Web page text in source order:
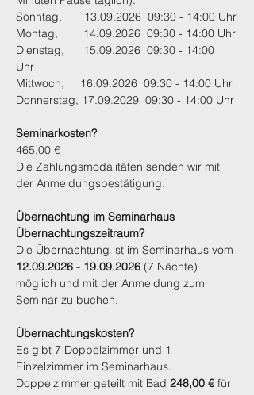
Sonntag,       13.09.2026  09:30 - 14:00 Uhr
Montag,        14.09.2026  09:30 - 14:00 Uhr
Dienstag,      15.09.2026  09:30 - 14:00
Uhr
Mittwoch,     16.09.2026  09:30 - 14:00 Uhr
Donnerstag, 17.09.2029  09:30 - 14:00 Uhr
Seminarkosten?
465,00 €
Die Zahlungsmodalitäten senden wir mit
der Anmeldungsbestätigung.
Übernachtung im Seminarhaus
Übernachtungszeitraum?
Die Übernachtung ist im Seminarhaus vom
12.09.2026 - 19.09.2026 (7 Nächte)
möglich und mit der Anmeldung zum
Seminar zu buchen.
Übernachtungskosten?
Es gibt 7 Doppelzimmer und 1
Einzelzimmer im Seminarhaus.
Doppelzimmer geteilt mit Bad 248,00 € für